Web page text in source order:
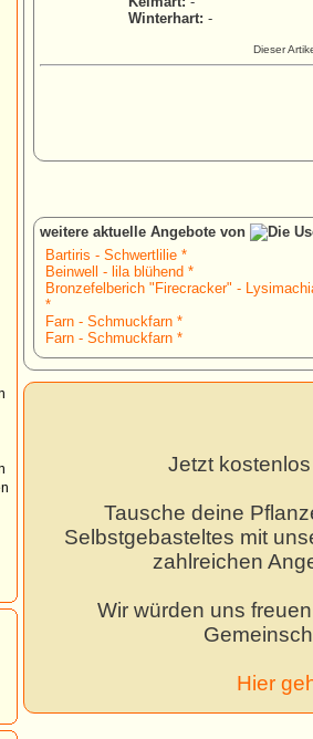
Winterhart: -
Dieser
weitere aktuelle Angebote von
Bartiris - Schwertlilie *
Beinwell - lila blühend *
Bronzefelberich "Firecracker" -
*
Farn - Schmuckfarn *
Farn - Schmuckfarn *
Jetzt
Tausche deine
Selbstgebasteltes mit
zahlreichen
Wir würden uns
Hier